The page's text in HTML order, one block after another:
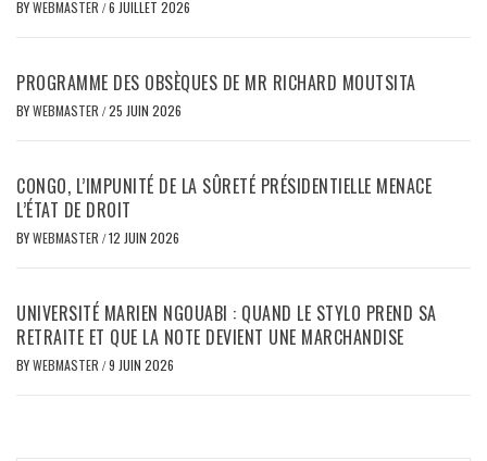
BYWEBMASTER /6 JUILLET 2026
PROGRAMME DES OBSÈQUES DE MR RICHARD MOUTSITA
BYWEBMASTER /25 JUIN 2026
CONGO, L’IMPUNITÉ DE LA SÛRETÉ PRÉSIDENTIELLE MENACE
L’ÉTAT DE DROIT
BYWEBMASTER /12 JUIN 2026
UNIVERSITÉ MARIEN NGOUABI : QUAND LE STYLO PREND SA
RETRAITE ET QUE LA NOTE DEVIENT UNE MARCHANDISE
BYWEBMASTER /9 JUIN 2026